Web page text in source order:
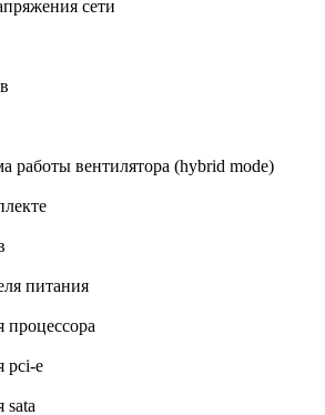
сети
работы вентилятора (hybrid mode)
питания
процессора
pci-e
sata